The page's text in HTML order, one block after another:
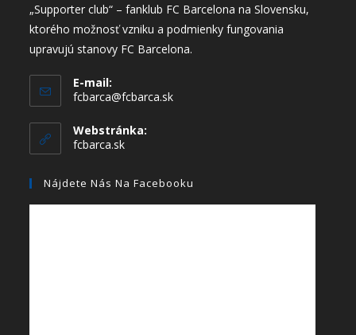
„Supporter club“ – fanklub FC Barcelona na Slovensku,
ktorého možnosť vzniku a podmienky fungovania
upravujú stanovy FC Barcelona.
E-mail:
fcbarca@fcbarca.sk
Webstránka:
fcbarca.sk
Nájdete Nás Na Facebooku